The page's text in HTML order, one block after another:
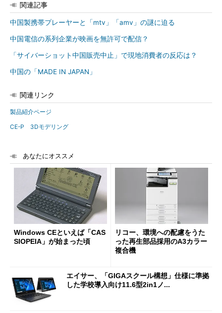
関連記事
中国製携帯プレーヤーと「mtv」「amv」の謎に迫る
中国電信の系列企業が映画を無許可で配信？
「サイバーショット中国販売中止」で現地消費者の反応は？
中国の「MADE IN JAPAN」
関連リンク
製品紹介ページ
CE-P 3Dモデリング
あなたにオススメ
Windows CEといえば「CAS
SIOPEIA」が始まった頃
リコー、環境への配慮をうた
った再生部品採用のA3カラー
複合機
エイサー、「GIGAスクール構想」仕様に準拠
した学校導入向け11.6型2in1ノ...